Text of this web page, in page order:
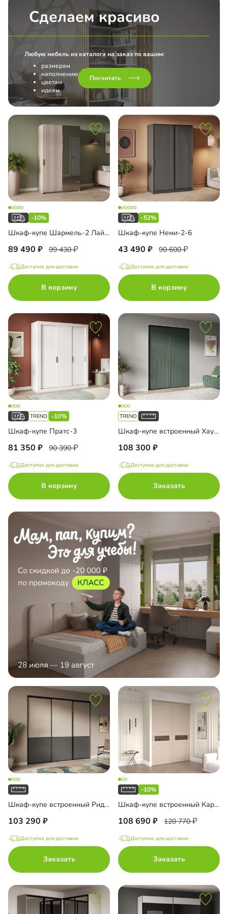
Сделаем красиво
Любую мебель из каталога на заказ по вашим:
размерам
наполнению
цветам
идеям
Посчитать
-10%
Шкаф-купе Шармель-2 Лайф с зеркалом
89 490 99 430
Доступно для доставки
В корзину
-52%
Шкаф-купе Неми-2-6
43 490 90 600
Доступно для доставки
В корзину
-10%
Шкаф-купе Пратс-3
81 350 90 390
Доступно для доставки
В корзину
Шкаф-купе встроенный Хаузен-2-1
108 300
Доступно для доставки
Заказать
Шкаф-купе встроенный Риден-3-1
103 290
Доступно для доставки
Заказать
-10%
Шкаф-купе встроенный Карини-2-5
108 690 120 770
Доступно для доставки
Заказать